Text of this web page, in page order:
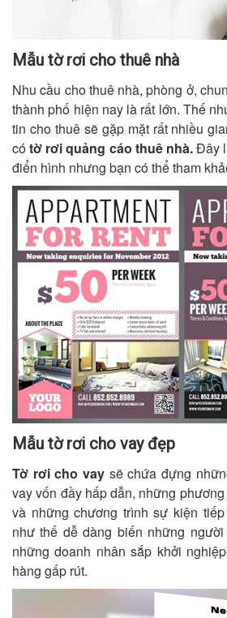
Mẫu tờ rơi cho thuê nhà
Nhu cầu cho thuê nhà, phòng ở,
thành phố hiện nay là rất lớn. Thế
tin cho thuê sẽ gặp mặt rất nhiều
cótờ rơi quảng cáo thuê nhà.Đây
điển hình nhưng bạn có thể tham
Mẫu tờ rơi cho vay đẹp
Tờ rơi cho vay sẽ chứa đựng
vay vốn đầy hấp dẫn, những
và những chương trình sự kiện
như thế dễ dàng biến những
những doanh nhân sắp khởi
hàng gấp rút.